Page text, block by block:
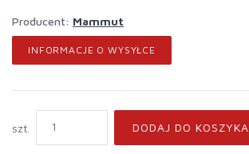
Producent: Mammut
INFORMACJE O WYSYŁCE
szt. DODAJ DO KOSZYKA